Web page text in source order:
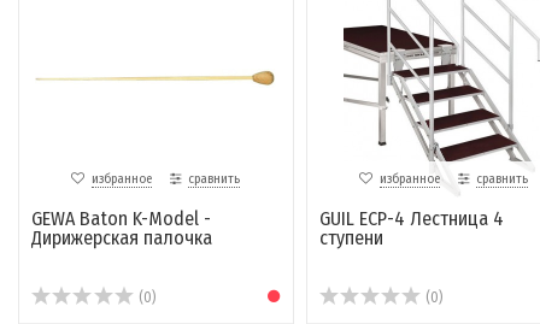
избранное сравнить
GEWA Baton K-Model -
Дирижерская палочка
(0)
избранное сравнить
GUIL ECP-4 Лестница 4
ступени
(0)